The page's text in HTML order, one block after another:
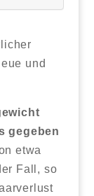
und
gegeben
etwa
Fall, so